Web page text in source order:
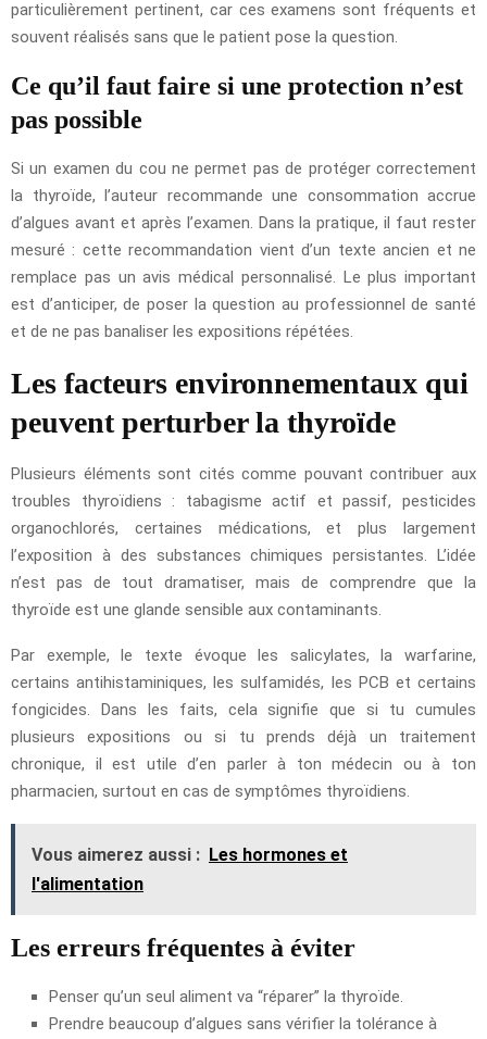
particulièrement pertinent, car ces examens sont fréquents et
souvent réalisés sans que le patient pose la question.
Ce qu’il faut faire si une protection n’est
pas possible
Si un examen du cou ne permet pas de protéger correctement
la thyroïde, l’auteur recommande une consommation accrue
d’algues avant et après l’examen. Dans la pratique, il faut rester
mesuré : cette recommandation vient d’un texte ancien et ne
remplace pas un avis médical personnalisé. Le plus important
est d’anticiper, de poser la question au professionnel de santé
et de ne pas banaliser les expositions répétées.
Les facteurs environnementaux qui
peuvent perturber la thyroïde
Plusieurs éléments sont cités comme pouvant contribuer aux
troubles thyroïdiens : tabagisme actif et passif, pesticides
organochlorés, certaines médications, et plus largement
l’exposition à des substances chimiques persistantes. L’idée
n’est pas de tout dramatiser, mais de comprendre que la
thyroïde est une glande sensible aux contaminants.
Par exemple, le texte évoque les salicylates, la warfarine,
certains antihistaminiques, les sulfamidés, les PCB et certains
fongicides. Dans les faits, cela signifie que si tu cumules
plusieurs expositions ou si tu prends déjà un traitement
chronique, il est utile d’en parler à ton médecin ou à ton
pharmacien, surtout en cas de symptômes thyroïdiens.
Vous aimerez aussi : Les hormones et
l'alimentation
Les erreurs fréquentes à éviter
Penser qu’un seul aliment va “réparer” la thyroïde.
Prendre beaucoup d’algues sans vérifier la tolérance à